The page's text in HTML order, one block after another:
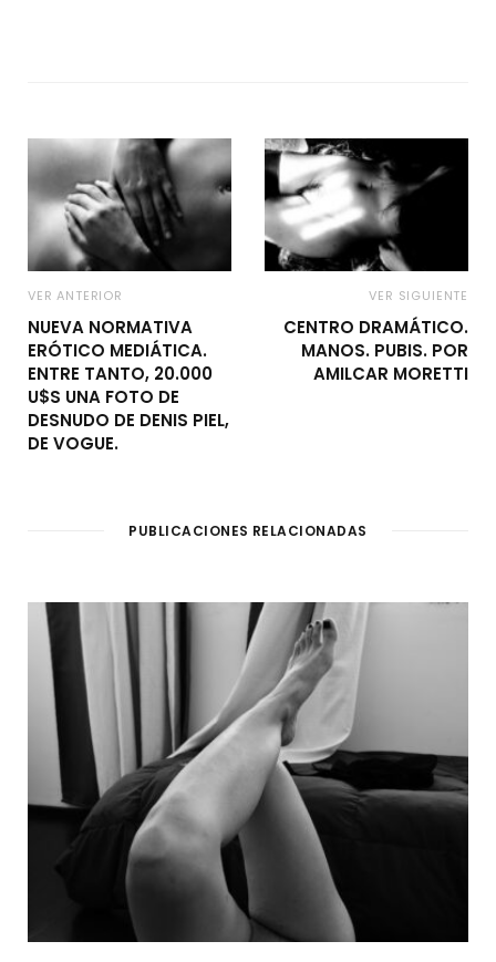
VER ANTERIOR
NUEVA NORMATIVA
ERÓTICO MEDIÁTICA.
ENTRE TANTO, 20.000
U$S UNA FOTO DE
DESNUDO DE DENIS PIEL,
DE VOGUE.
VER SIGUIENTE
CENTRO DRAMÁTICO.
MANOS. PUBIS. POR
AMILCAR MORETTI
PUBLICACIONES RELACIONADAS